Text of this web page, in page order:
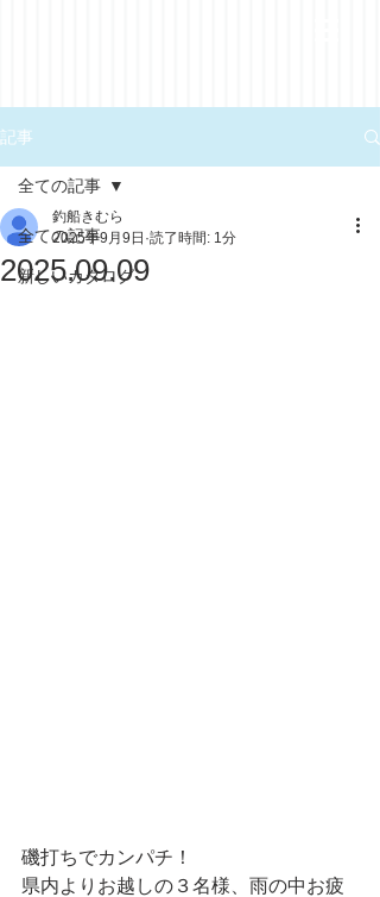
記事
全ての記事
新しいカタログ
全ての記事
2025.09.09
釣船きむら
2025年9月9日 読了時間: 1分
磯打ちでカンパチ！
県内よりお越しの３名様、雨の中お疲